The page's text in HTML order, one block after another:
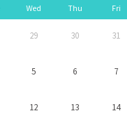
Wed Thu Fri
29 30 31
5 6 7
12 13 14